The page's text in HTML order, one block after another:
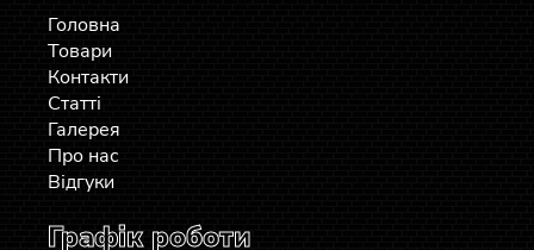
Головна
Товари
Контакти
Статті
Галерея
Про нас
Відгуки
Графік роботи